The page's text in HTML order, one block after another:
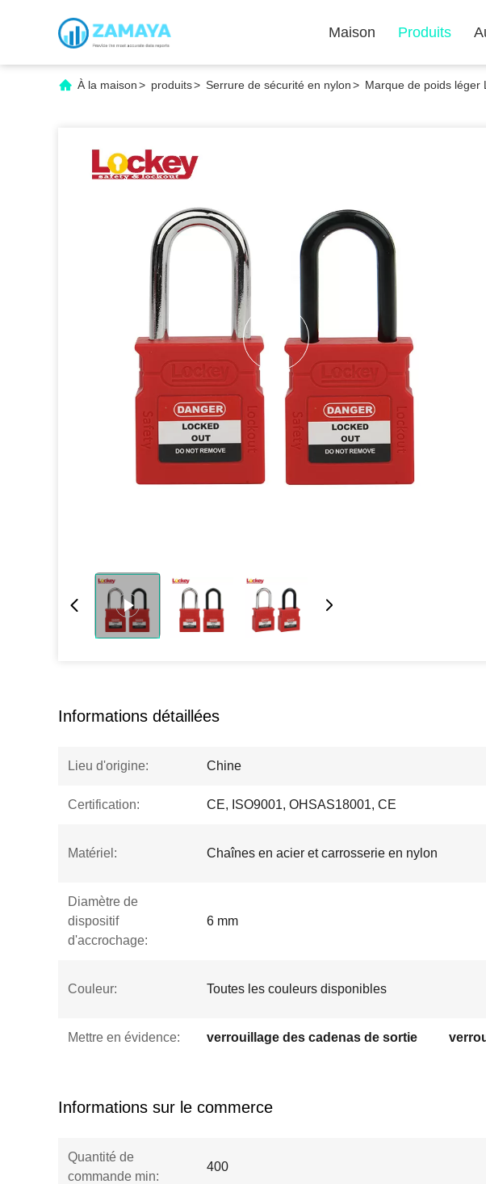
Maison Produits
À la maison> produits> Serrure de sécurité en nylon> Marque de poids léger
Informations détaillées
Lieu d'origine: Chine
Certification: CE, ISO9001, OHSAS18001, CE
Matériel: Chaînes en acier et carrosserie en nylon
Diamètre de
dispositif
d'accrochage:
6 mm
Couleur: Toutes les couleurs disponibles
Mettre en évidence: verrouillage des cadenas de sortie
Informations sur le commerce
Quantité de
commande min:
400